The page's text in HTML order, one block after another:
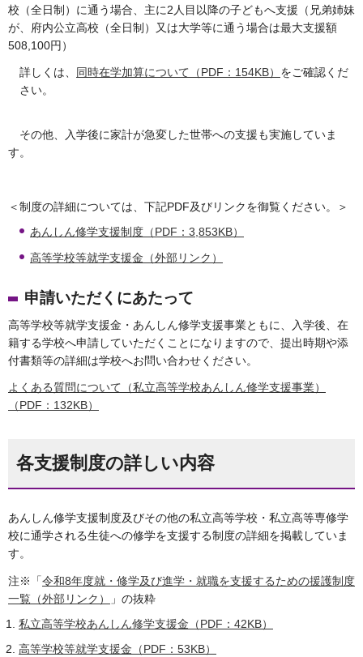
校（全日制）に通う場合、主に2人目以降の子どもへ支援（兄弟姉妹
が、府内公立高校（全日制）又は大学等に通う場合は最大支援額
508,100円）
詳しくは、 同時在学加算について（PDF：154KB） をご確認くだ
さい。
その他、入学後に家計が急変した世帯への支援も実施していま
す。
＜制度の詳細については、下記PDF及びリンクを御覧ください。＞
あんしん修学支援制度（PDF：3,853KB）
高等学校等就学支援金（外部リンク）
申請いただくにあたって
高等学校等就学支援金・あんしん修学支援事業ともに、入学後、在
籍する学校へ申請していただくことになりますので、提出時期や添
付書類等の詳細は学校へお問い合わせください。
よくある質問について（私立高等学校あんしん修学支援事業）
（PDF：132KB）
各支援制度の詳しい内容
あんしん修学支援制度及びその他の私立高等学校・私立高等専修学
校に通学される生徒への修学を支援する制度の詳細を掲載していま
す。
注※「令和8年度就・修学及び進学・就職を支援するための援護制度
一覧（外部リンク）
」の抜粋
私立高等学校あんしん修学支援金（PDF：42KB）
高等学校等就学支援金（PDF：53KB）